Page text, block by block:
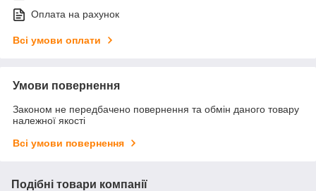
Оплата на рахунок
Всі умови оплати
Умови повернення
Законом не передбачено повернення та обмін даного товару
належної якості
Всі умови повернення
Подібні товари компанії